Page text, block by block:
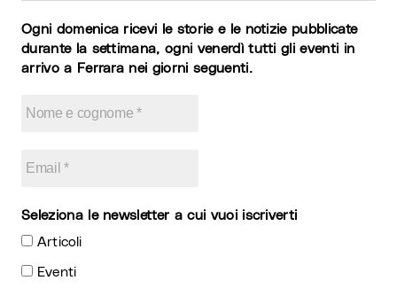
Ogni domenica ricevi le storie e le notizie pubblicate
durante la settimana, ogni venerdì tutti gli eventi in
arrivo a Ferrara nei giorni seguenti.
Seleziona le newsletter a cui vuoi iscriverti
Articoli
Eventi